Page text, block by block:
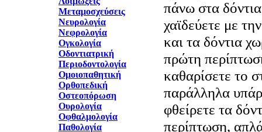
Μεταμοσχεύσεις
Νευρολογία
Νεφρολογία
Ογκολογία
Οδοντιατρική
Περιοδοντολογία
Ομοιοπαθητική
Ορθοπεδική
Οστεοπόρωση
Ουρολογία
Οφθαλμολογία
Παθολογία
πάνω στα
χαϊδεύετε με
και τα δόντια
πρώτη
καθαρίσετε το
παράλληλα
φθείρετε τα
περίπτωση,